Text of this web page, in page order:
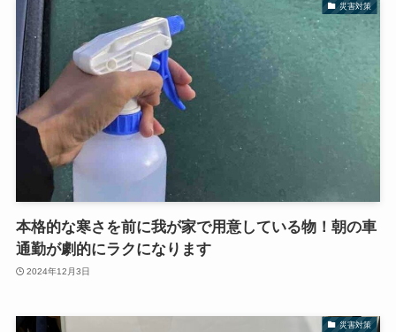
災害対策
本格的な寒さを前に我が家で用意している物！朝の車
通勤が劇的にラクになります
2024年12月3日
災害対策